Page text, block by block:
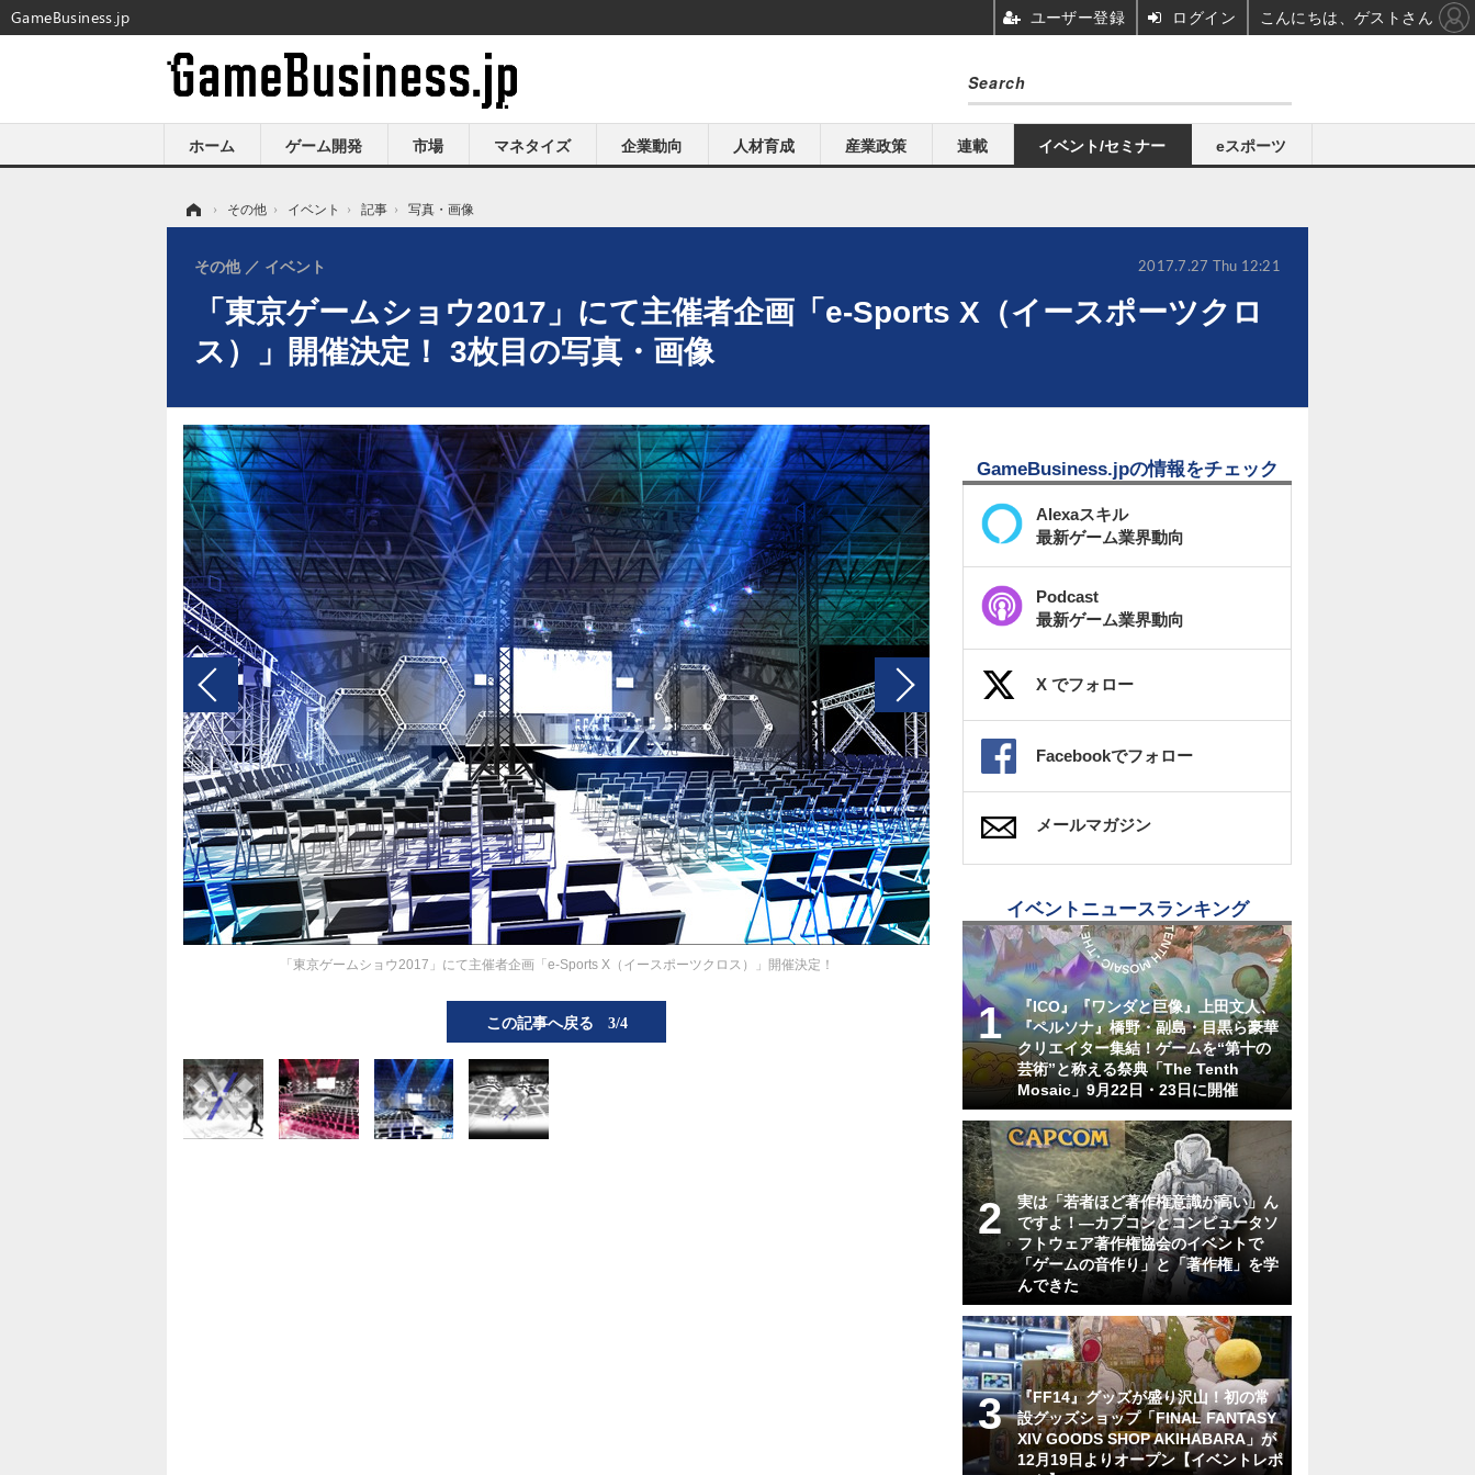
ホーム ゲーム開発 市場 マネタイズ 企業動向 人材育成 産業政策 連載 イベント/セミナー eスポーツ
› その他 › イベント › 記事 › 写真・画像
「東京ゲームショウ2017」にて主催者企画「e-Sports X（イースポーツクロ
ス）」開催決定！ 3枚目の写真・画像
その他 イベント 2017.7.27 Thu 12:21
「東京ゲームショウ2017」にて主催者企画「e-Sports X（イースポーツクロス）」開催決定！
この記事へ戻る 3/4
GameBusiness.jpの情報をチェック
Alexaスキル
最新ゲーム業界動向
Podcast
最新ゲーム業界動向
X でフォロー
Facebookでフォロー
メールマガジン
イベントニュースランキング
『ICO』『ワンダと巨像』上田文人、
『ペルソナ』橋野・副島・目黒ら豪華
クリエイター集結！ゲームを“第十の
芸術”と称える祭典「The Tenth
Mosaic」9月22日・23日に開催
実は「若者ほど著作権意識が高い」ん
ですよ！―カプコンとコンピュータソ
フトウェア著作権協会のイベントで
「ゲームの音作り」と「著作権」を学
んできた
『FF14』グッズが盛り沢山！初の常
設グッズショップ「FINAL FANTASY
XIV GOODS SHOP AKIHABARA」が
12月19日よりオープン【イベントレポ
GameBusiness.jp ユーザー登録 ログイン こんにちは、ゲストさん